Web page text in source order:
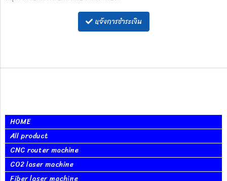
แจ้งการชำระเงิน
HOME
All product
CNC router machine
CO2 laser machine